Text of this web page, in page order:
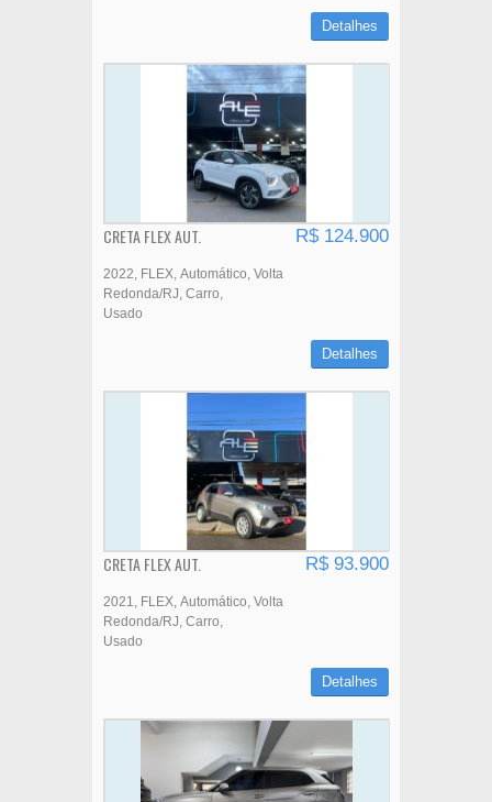
Detalhes
CRETA FLEX AUT. R$ 124.900
2022 FLEX Automático Volta
Redonda/RJ Carro
Usado
Detalhes
CRETA FLEX AUT. R$ 93.900
2021 FLEX Automático Volta
Redonda/RJ Carro
Usado
Detalhes